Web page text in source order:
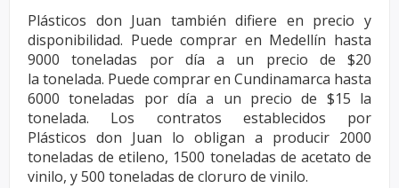
Plásticos don Juan también difiere en precio y
disponibilidad. Puedecomprar en Medellín hasta
9000 toneladas por día a un precio de $20
la tonelada. Puede comprar en Cundinamarca hasta
6000 toneladas por díaa un precio de $15 la
tonelada. Los contratos establecidos por
Plásticos don Juan lo obligan a producir 2000
toneladas de etileno, 1500 toneladas de acetato de
vinilo, y 500 toneladas de cloruro de vinilo.